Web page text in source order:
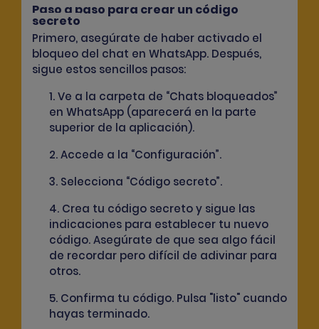
Paso a paso para crear un código
secreto
Primero, asegúrate de haber activado el
bloqueo del chat en WhatsApp. Después,
sigue estos sencillos pasos:
1. Ve a la carpeta de “Chats bloqueados”
en WhatsApp (aparecerá en la parte
superior de la aplicación).
2. Accede a la “Configuración”.
3. Selecciona “Código secreto”.
4. Crea tu código secreto y sigue las
indicaciones para establecer tu nuevo
código. Asegúrate de que sea algo fácil
de recordar pero difícil de adivinar para
otros.
5. Confirma tu código. Pulsa "listo" cuando
hayas terminado.